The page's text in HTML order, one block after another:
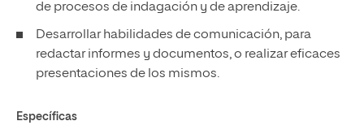
de procesos de indagación y de aprendizaje.
Desarrollar habilidades de comunicación, para
redactar informes y documentos, o realizar eficaces
presentaciones de los mismos.
Específicas